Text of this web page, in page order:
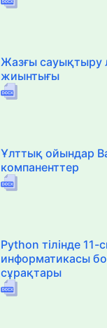
Жазғы сауықтыру
жиынтығы
Ұлттық ойындар
компаненттер
Python тілінде 11-
информатикасы
сұрақтары